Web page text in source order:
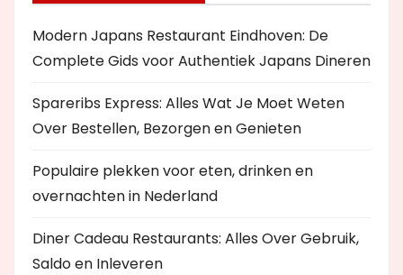
Modern Japans Restaurant Eindhoven: De
Complete Gids voor Authentiek Japans Dineren
Spareribs Express: Alles Wat Je Moet Weten
Over Bestellen, Bezorgen en Genieten
Populaire plekken voor eten, drinken en
overnachten in Nederland
Diner Cadeau Restaurants: Alles Over Gebruik,
Saldo en Inleveren